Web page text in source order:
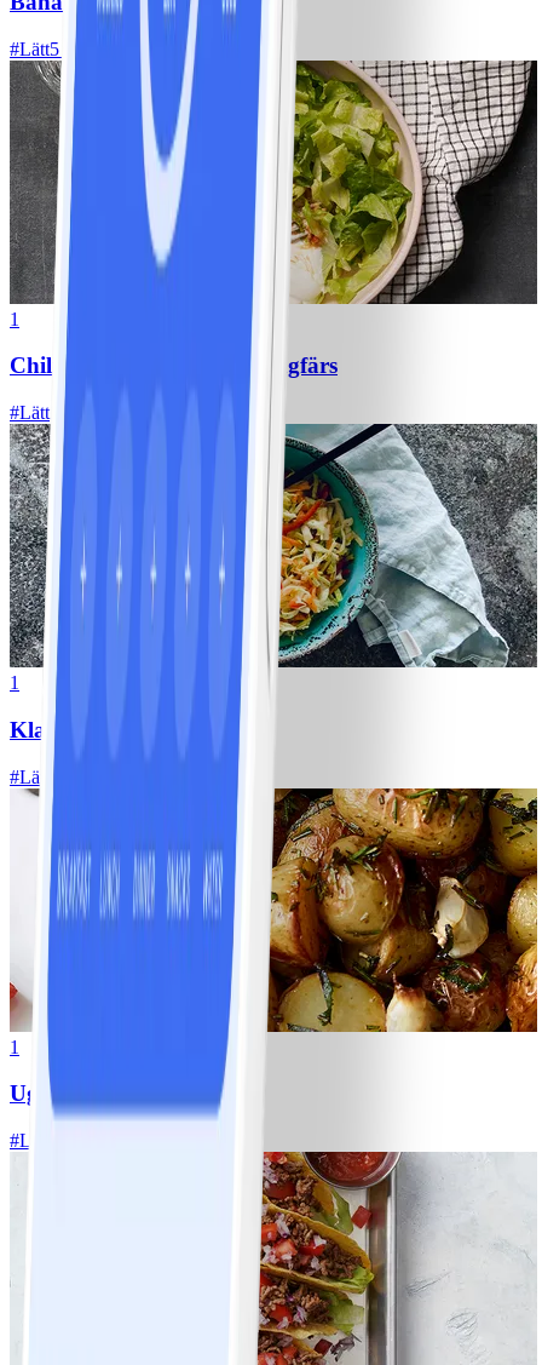
#Lätt5 MIN
1
Chili con carne med kycklingfärs
#Lätt
1
Klassisk vitkålssallad
#Lätt 20 MIN
1
Ugnsrostad potatis
#Lätt